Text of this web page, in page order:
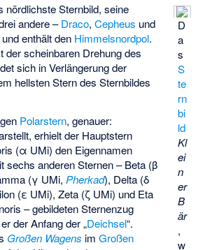
D
a
s
S
te
rn
bi
ld
Kl
ei
n
er
B
är
,
w
nördlichste Sternbild, seine
andere –Draco,Cepheus und
enthält den Himmelsnordpol.
der scheinbaren Drehung des
sich in Verlängerung der
hellsten Stern des Sternbildes
Polarstern, genauer:
erhielt der Hauptstern
(α UMi) den Eigennamen
sechs anderen Sternen – Beta (β
(γ UMi,Pherkad), Delta (δ
(ε UMi), Zeta (ζ UMi) und Eta
– gebildeten Sternenzug
der Anfang der „Deichsel“.
Großen Wagens imGroßen